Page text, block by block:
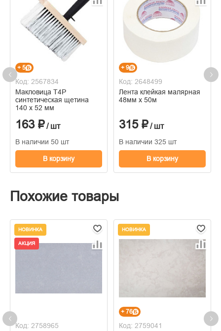
+ 5
Код: 2567834
Макловица Т4Р
синтетическая щетина
140 х 52 мм
163 ₽/ шт
В наличии 50 шт
В корзину
+ 9
Код: 2648499
Лента клейкая малярная
48мм х 50м
315 ₽/ шт
В наличии 325 шт
В корзину
Похожие товары
НОВИНКА
АКЦИЯ
Код: 2758965
НОВИНКА
+ 76
Код: 2759041